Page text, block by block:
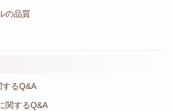
の品質
するQ&A
関するQ&A